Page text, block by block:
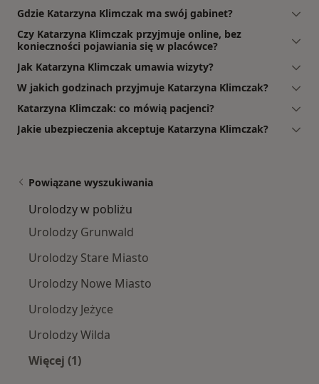
Gdzie Katarzyna Klimczak ma swój gabinet?
Czy Katarzyna Klimczak przyjmuje online, bez
konieczności pojawiania się w placówce?
Jak Katarzyna Klimczak umawia wizyty?
W jakich godzinach przyjmuje Katarzyna Klimczak?
Katarzyna Klimczak: co mówią pacjenci?
Jakie ubezpieczenia akceptuje Katarzyna Klimczak?
Powiązane wyszukiwania
Urolodzy w pobliżu
Urolodzy Grunwald
Urolodzy Stare Miasto
Urolodzy Nowe Miasto
Urolodzy Jeżyce
Urolodzy Wilda
Więcej (1)